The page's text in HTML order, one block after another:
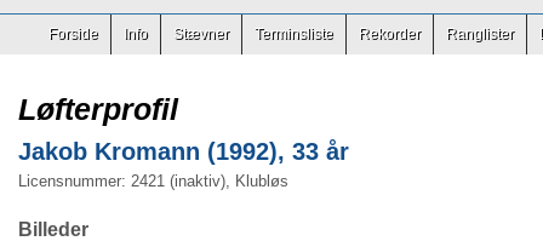
Forside Info Stævner Terminsliste Rekorder Ranglister
Løfterprofil
Jakob Kromann (1992), 33 år
Licensnummer: 2421 (inaktiv), Klubløs
Billeder